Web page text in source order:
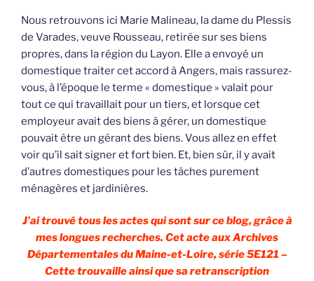
Nous retrouvons ici Marie Malineau, la dame du Plessis
de Varades, veuve Rousseau, retirée sur ses biens
propres, dans la région du Layon. Elle a envoyé un
domestique traiter cet accord à Angers, mais rassurez-
vous, à l’époque le terme « domestique » valait pour
tout ce qui travaillait pour un tiers, et lorsque cet
employeur avait des biens à gérer, un domestique
pouvait être un gérant des biens. Vous allez en effet
voir qu’il sait signer et fort bien. Et, bien sûr, il y avait
d’autres domestiques pour les tâches purement
ménagères et jardinières.
J’ai trouvé tous les actes qui sont sur ce blog, grâce à
mes longues recherches. Cet acte aux Archives
Départementales du Maine-et-Loire, série 5E121 –
Cette trouvaille ainsi que sa retranscription